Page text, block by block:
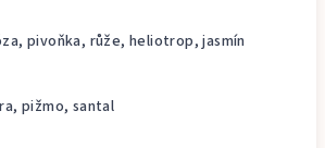
pivoňka, růže, heliotrop, jasmín
pižmo, santal